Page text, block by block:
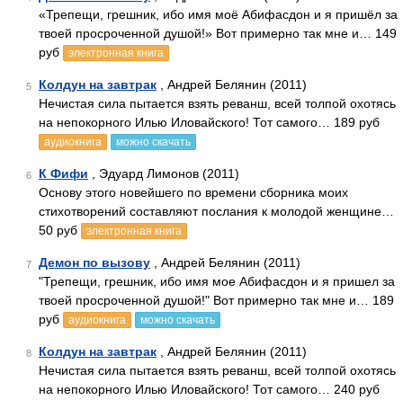
«Трепещи, грешник, ибо имя моё Абифасдон и я пришёл за
твоей просроченной душой!» Вот примерно так мне и… 149
руб
электронная книга
5 Колдун на завтрак , Андрей Белянин (2011)
Нечистая сила пытается взять реванш, всей толпой охотясь
на непокорного Илью Иловайского! Тот самого… 189 руб
аудиокнига можно скачать
6 К Фифи , Эдуард Лимонов (2011)
Основу этого новейшего по времени сборника моих
стихотворений составляют послания к молодой женщине…
50 руб
электронная книга
7 Демон по вызову , Андрей Белянин (2011)
"Трепещи, грешник, ибо имя мое Абифасдон и я пришел за
твоей просроченной душой!" Вот примерно так мне и… 189
руб
аудиокнига можно скачать
8 Колдун на завтрак , Андрей Белянин (2011)
Нечистая сила пытается взять реванш, всей толпой охотясь
на непокорного Илью Иловайского! Тот самого… 240 руб